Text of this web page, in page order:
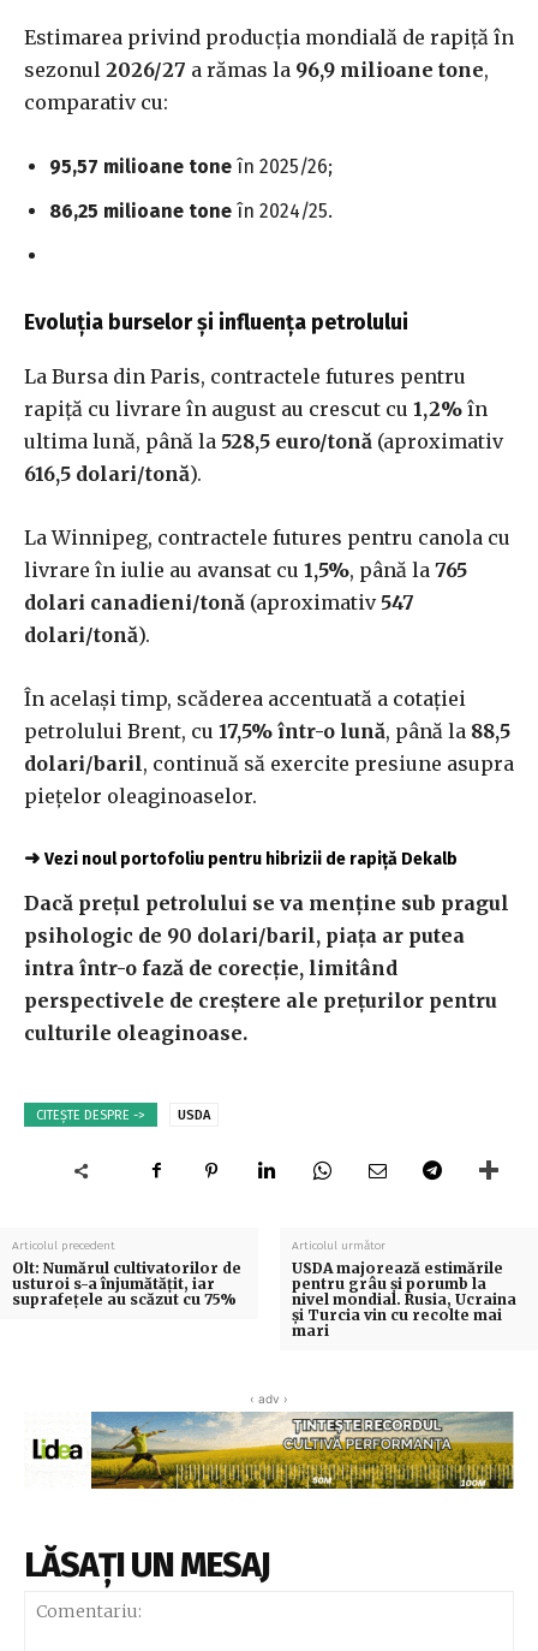
Estimarea privind producția mondială de rapiță în
sezonul 2026/27 a rămas la 96,9 milioane tone,
comparativ cu:
95,57 milioane tone în 2025/26;
86,25 milioane tone în 2024/25.
Evoluția burselor și influența petrolului
La Bursa din Paris, contractele futures pentru
rapiță cu livrare în august au crescut cu 1,2% în
ultima lună, până la 528,5 euro/tonă (aproximativ
616,5 dolari/tonă).
La Winnipeg, contractele futures pentru canola cu
livrare în iulie au avansat cu 1,5%, până la 765
dolari canadieni/tonă (aproximativ 547
dolari/tonă).
În același timp, scăderea accentuată a cotației
petrolului Brent, cu 17,5% într-o lună, până la 88,5
dolari/baril, continuă să exercite presiune asupra
piețelor oleaginoaselor.
➜ Vezi noul portofoliu pentru hibrizii de rapiță Dekalb
Dacă prețul petrolului se va menține sub pragul
psihologic de 90 dolari/baril, piața ar putea
intra într-o fază de corecție, limitând
perspectivele de creștere ale prețurilor pentru
culturile oleaginoase.
CITEȘTE DESPRE -> USDA
Articolul precedent
Olt: Numărul cultivatorilor de
usturoi s-a înjumătățit, iar
suprafețele au scăzut cu 75%
Articolul următor
USDA majorează estimările
pentru grâu și porumb la
nivel mondial. Rusia, Ucraina
și Turcia vin cu recolte mai
mari
‹ adv ›
LĂSAȚI UN MESAJ